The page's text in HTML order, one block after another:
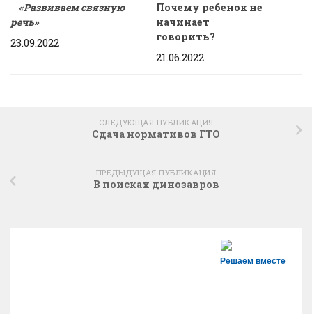
«Развиваем связную
речь»
23.09.2022
Почему ребенок не
начинает
говорить?
21.06.2022
СЛЕДУЮЩАЯ ПУБЛИКАЦИЯ
Сдача нормативов ГТО
ПРЕДЫДУЩАЯ ПУБЛИКАЦИЯ
В поисках динозавров
Решаем вместе